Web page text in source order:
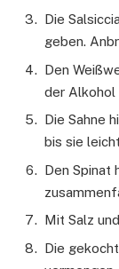
Die
geben.
Den
der
Die Sahne
bis sie
Den Spinat
Mit Salz
Die